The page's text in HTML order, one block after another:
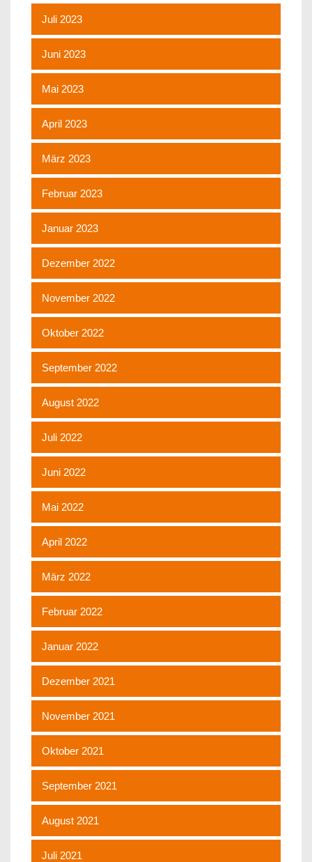
Juli 2023
Juni 2023
Mai 2023
April 2023
März 2023
Februar 2023
Januar 2023
Dezember 2022
November 2022
Oktober 2022
September 2022
August 2022
Juli 2022
Juni 2022
Mai 2022
April 2022
März 2022
Februar 2022
Januar 2022
Dezember 2021
November 2021
Oktober 2021
September 2021
August 2021
Juli 2021